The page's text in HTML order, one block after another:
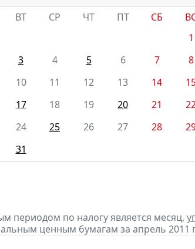
ВТ СР ЧТ ПТ СБ
1
3 4 5 6 7
8
10 11 12 13 14
17 18 19 20 21
24 25 26 27 28
31
периодом по налогу является месяц,
ценным бумагам за апрель 2011